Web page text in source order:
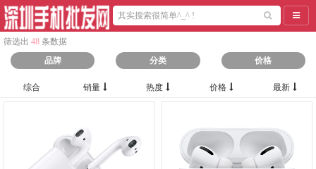
导航
筛选出 48 条数据
品牌
分类 价格
综合 销量 热度 价格 最新